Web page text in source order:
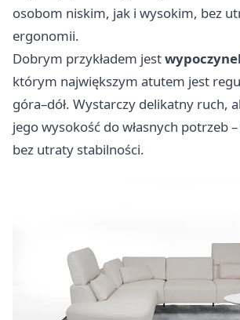
osobom niskim, jak i wysokim, bez
ergonomii.
Dobrym przykładem jest
którym największym atutem jest
góra–dół. Wystarczy delikatny ruch,
jego wysokość do własnych potrzeb
bez utraty stabilności.